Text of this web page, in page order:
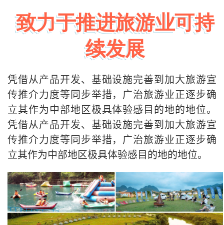
致力于推进旅游业可持
续发展
凭借从产品开发、基础设施完善到加大旅游宣
传推介力度等同步举措，广治旅游业正逐步确
立其作为中部地区极具体验感目的地的地位。
凭借从产品开发、基础设施完善到加大旅游宣
传推介力度等同步举措，广治旅游业正逐步确
立其作为中部地区极具体验感目的地的地位。